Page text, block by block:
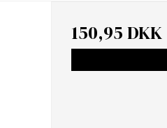
150,95 DKK